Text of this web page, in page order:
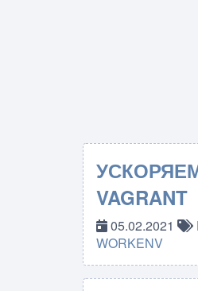
VAGRANT
05.02.2021
WORKENV